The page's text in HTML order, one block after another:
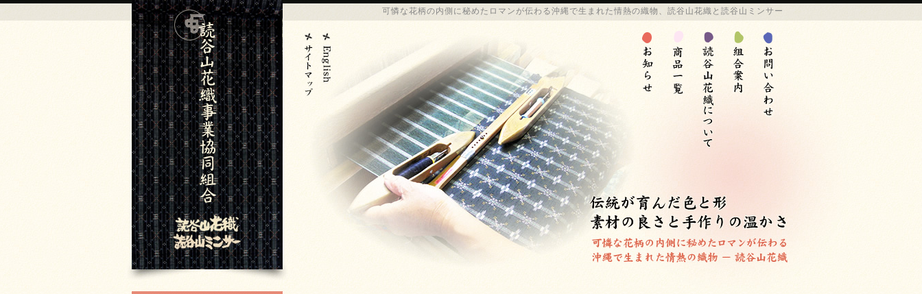
可憐な花柄の内側に秘めたロマンが伝わる沖縄で生まれた情熱の織物 、 読谷山花織 と 読谷山ミンサー